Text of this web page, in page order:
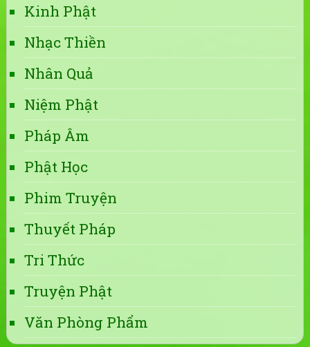
Kinh Phật
Nhạc Thiền
Nhân Quả
Niệm Phật
Pháp Âm
Phật Học
Phim Truyện
Thuyết Pháp
Tri Thức
Truyện Phật
Văn Phòng Phẩm